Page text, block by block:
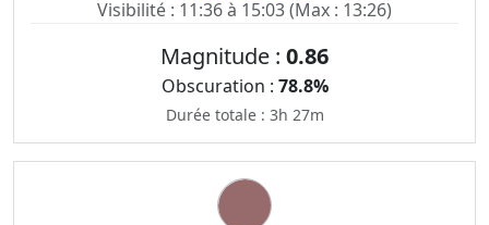
Visibilité : 11:36 à 15:03 (Max : 13:26)
Magnitude : 0.86
Obscuration : 78.8%
Durée totale : 3h 27m